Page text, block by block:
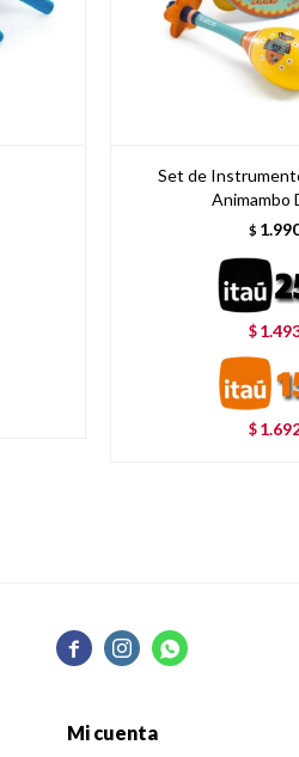
Set de
Animambo
$
$
$
  
Mi cuenta